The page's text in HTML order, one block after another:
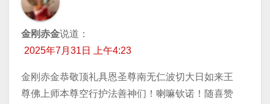
金刚赤金说道：
2025年7月31日 上午4:23
金刚赤金恭敬顶礼具恩圣尊南无仁波切大日如来王
尊佛上师本尊空行护法善神们！喇嘛钦诺！随喜赞